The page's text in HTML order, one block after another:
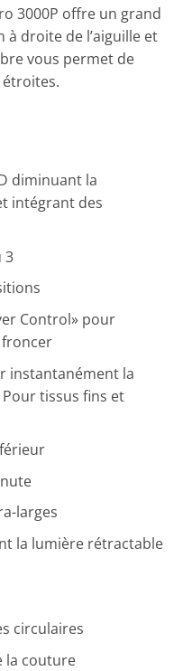
3000P offre un grand
à droite de l’aiguille et
vous permet de
diminuant la
intégrant des
3
Control» pour
froncer
instantanément la
tissus fins et
larges
la lumière rétractable
circulaires
la couture